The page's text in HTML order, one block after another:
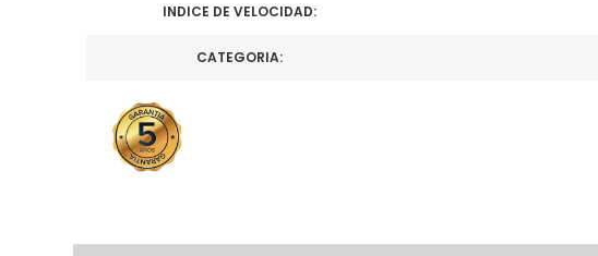
INDICE DE VELOCIDAD:
CATEGORIA: